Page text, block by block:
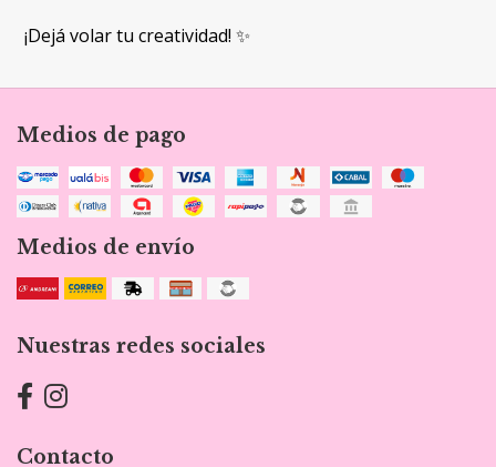
¡Dejá volar tu creatividad! ✨
Medios de pago
Medios de envío
Nuestras redes sociales
Contacto